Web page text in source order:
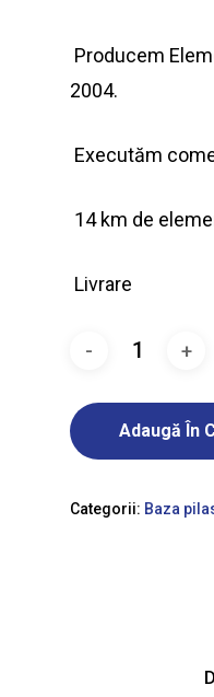
Producem
2004.
Executăm
14 km de
Livrare
Adaugă În
Categorii: Baza